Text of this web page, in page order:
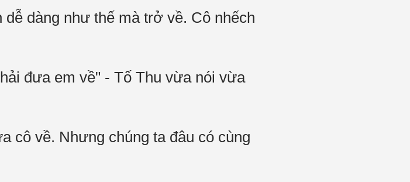
dàng như thế mà trở về. Cô nhếch
đưa em về" - Tố Thu vừa nói vừa
cô về. Nhưng chúng ta đâu có cùng